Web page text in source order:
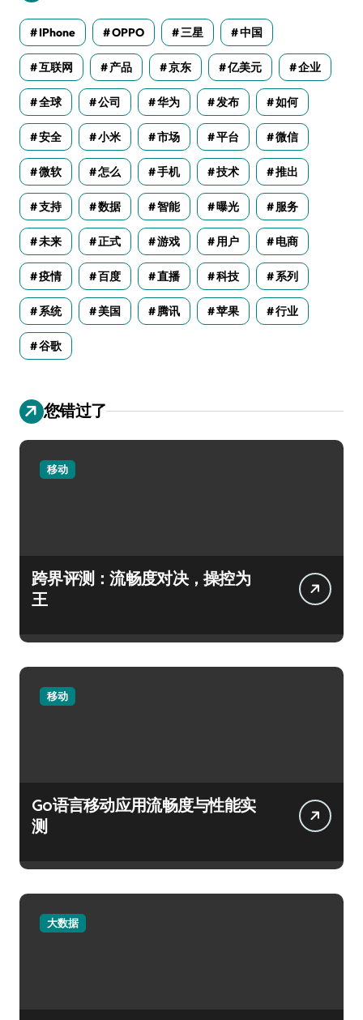
IPhone OPPO 三星 中国
互联网 产品 京东 亿美元 企业
全球 公司 华为 发布 如何
安全 小米 市场 平台 微信
微软 怎么 手机 技术 推出
支持 数据 智能 曝光 服务
未来 正式 游戏 用户 电商
疫情 百度 直播 科技 系列
系统 美国 腾讯 苹果 行业
谷歌
您错过了
移动
跨界评测：流畅度对决，操控为
王
移动
Go语言移动应用流畅度与性能实
测
大数据